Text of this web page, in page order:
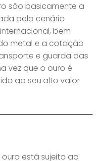
são basicamente a
pelo cenário
bem
metal e a cotação
e guarda das
vez que o ouro é
ao seu alto valor
está sujeito ao